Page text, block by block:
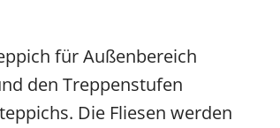
für Außenbereich
den Treppenstufen
Die Fliesen werden